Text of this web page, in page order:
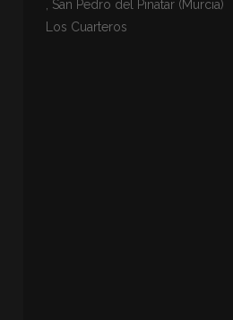
, San Pedro del Pinatar (Murcia)
Los Cuarteros